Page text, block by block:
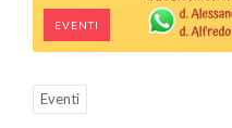
EVENTI
Eventi